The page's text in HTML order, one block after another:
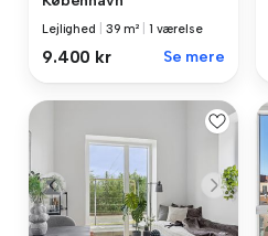
Lejlighed 39 m² 1 værelse
9.400 kr Se mere